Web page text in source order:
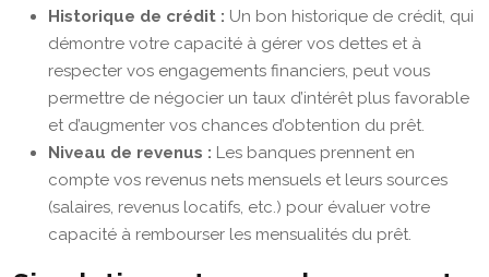
Historique de crédit : Un bon historique de crédit, qui
démontre votre capacité à gérer vos dettes et à
respecter vos engagements financiers, peut vous
permettre de négocier un taux d’intérêt plus favorable
et d’augmenter vos chances d’obtention du prêt.
Niveau de revenus : Les banques prennent en
compte vos revenus nets mensuels et leurs sources
(salaires, revenus locatifs, etc.) pour évaluer votre
capacité à rembourser les mensualités du prêt.